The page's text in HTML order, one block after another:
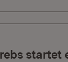
startet